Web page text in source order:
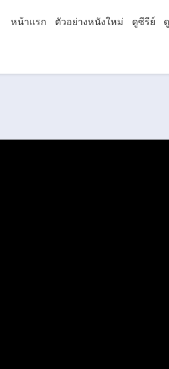
หน้าแรก ตัวอย่างหนังใหม่ ดูซีรีย์